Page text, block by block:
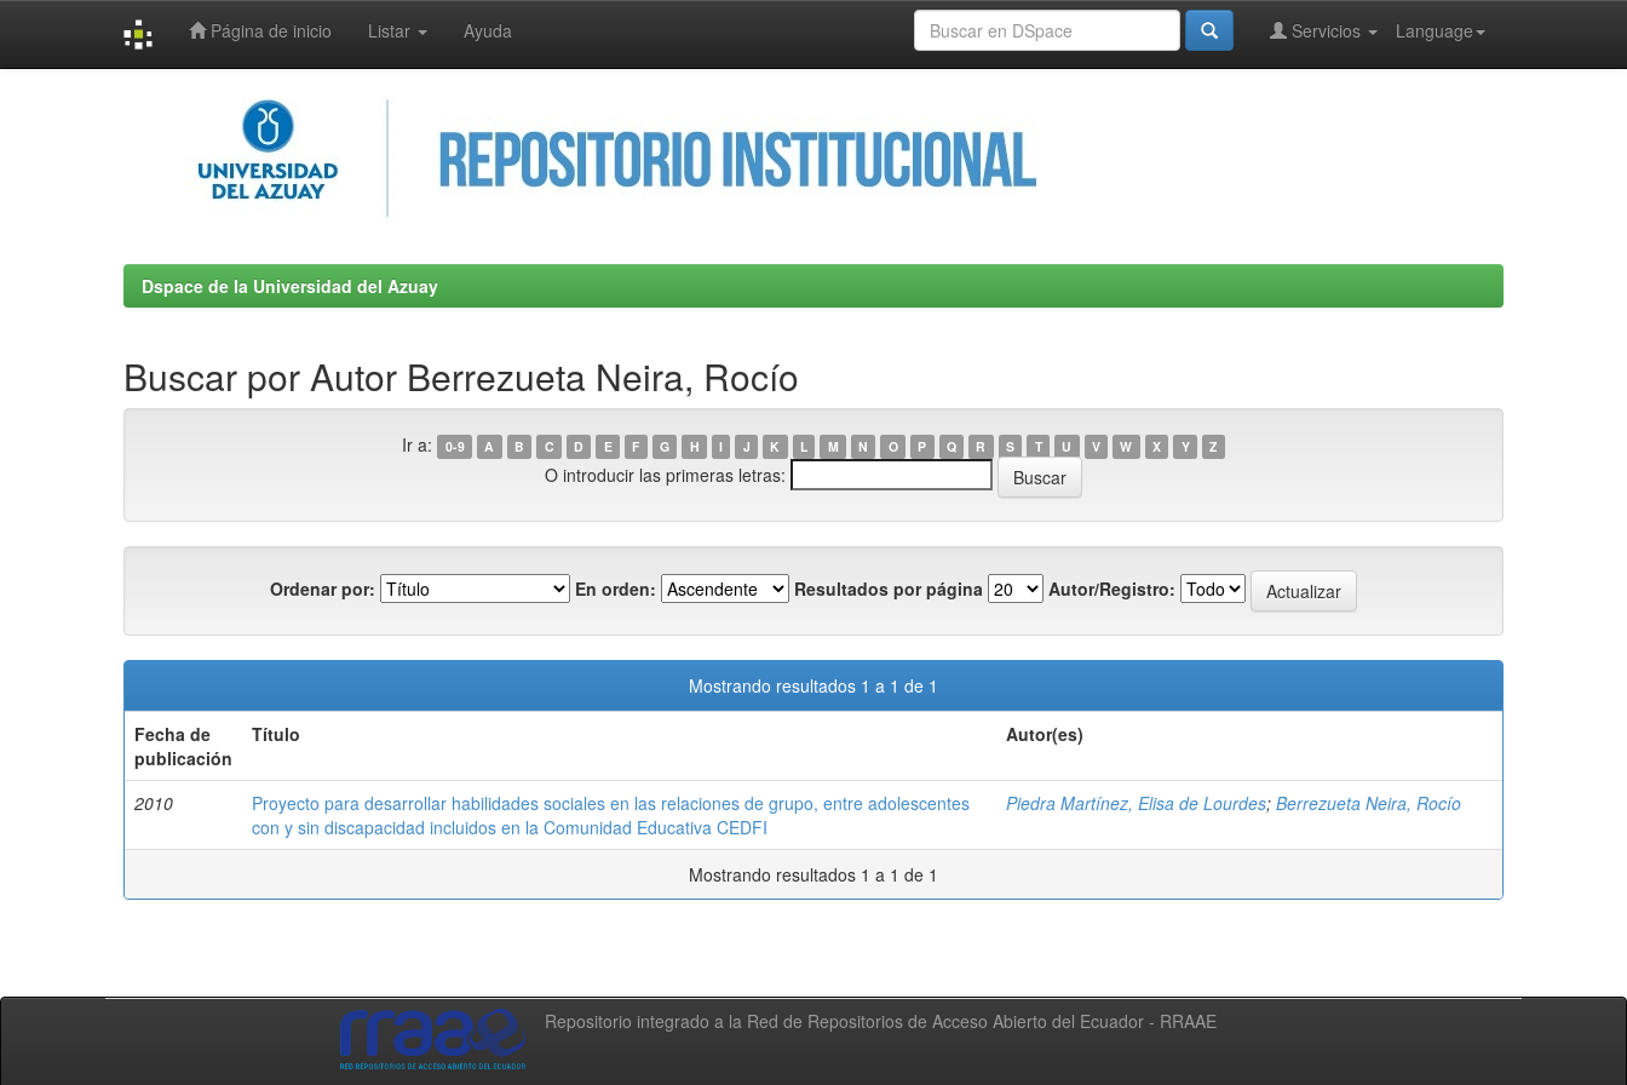
Página de inicio Listar Ayuda Language
Servicios
Dspace de la Universidad del Azuay
Buscar por Autor Berrezueta Neira, Rocío
Ir a: 0-9 A B C D E F G H I J K L M N O P Q R S T U V W X Y Z
O introducir las primeras letras:
Ordenar por: En orden: Resultados por página Autor/Registro:
Mostrando resultados 1 a 1 de 1
Fecha de
publicación
Título Autor(es)
2010
Proyecto para desarrollar habilidades sociales en las relaciones de grupo, entre adolescentes
con y sin discapacidad incluidos en la Comunidad Educativa CEDFI
Piedra Martínez, Elisa de Lourdes; Berrezueta Neira, Rocío
Mostrando resultados 1 a 1 de 1
Repositorio integrado a la Red de Repositorios de Acceso Abierto del Ecuador - RRAAE